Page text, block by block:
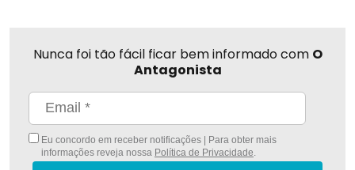
Nunca foi tão fácil ficar bem informado com O
Antagonista
Eu concordo em receber notificações | Para obter mais
informações reveja nossa Política de Privacidade.